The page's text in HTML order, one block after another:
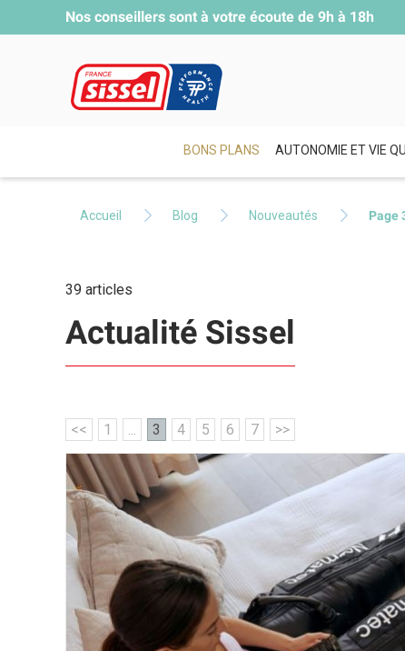
Nos conseillers sont à votre écoute de 9h à 18h
BONS PLANS AUTONOMIE ET VIE
Accueil Blog Nouveautés Page
39 articles
Actualité Sissel
<< 1 3 4 5 6 7 >>